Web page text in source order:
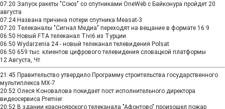
07:20 Запуск ракеты "Союз" со спутниками OneWeb с Байконура пройдет 20
августа
07:24 Названа причина потери спутника Measat-3
07:20 Телеканалы "Сигнал Медиа" переходят на вещание в формате 16:9
06:50 Новый FTA телеканал Tivi6 из Турции
06:50 Wydarzenia 24 - новый телеканал телевидения Polsat
06:50 659 тыс. клиентов цифрового телевидения словацкой платформы
12 Августа, Чт
21:45 Правительство утвердило Программу строительства государственного
мультиплекса МХ-7
20:52 Олеся Коновалова покидает пост исполнительного директора
видеосервиса Premier
20:52 В здании красноярского телеканала "Афонтово" произошел пожар